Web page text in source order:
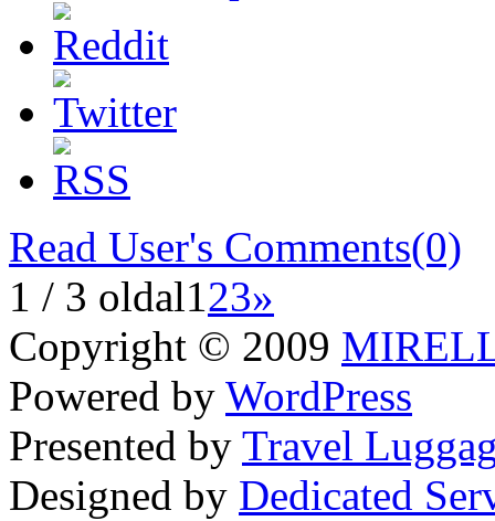
Read User's Comments(0)
1 / 3 oldal123»
Copyright © 2009
Powered by WordPress
Presented by Travel
Designed by Dedicated